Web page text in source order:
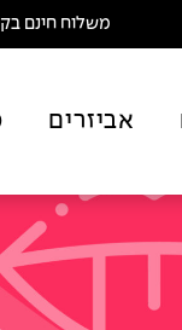
משלוח חינם
אביזרים